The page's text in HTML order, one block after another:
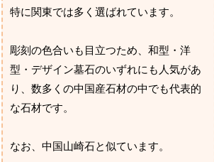
特に関東では多く選ばれています。
彫刻の色合いも目立つため、和型・洋
型・デザイン墓石のいずれにも人気があ
り、数多くの中国産石材の中でも代表的
な石材です。
なお、中国山崎石と似ています。